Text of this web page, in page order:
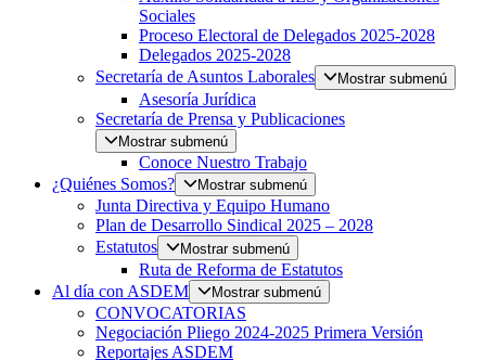
Sociales
Proceso Electoral de Delegados 2025-2028
Delegados 2025-2028
Secretaría de Asuntos Laborales
Mostrar submenú
Asesoría Jurídica
Secretaría de Prensa y Publicaciones
Mostrar submenú
Conoce Nuestro Trabajo
¿Quiénes Somos?
Mostrar submenú
Junta Directiva y Equipo Humano
Plan de Desarrollo Sindical 2025 – 2028
Estatutos
Mostrar submenú
Ruta de Reforma de Estatutos
Al día con ASDEM
Mostrar submenú
CONVOCATORIAS
Negociación Pliego 2024-2025 Primera Versión
Reportajes ASDEM